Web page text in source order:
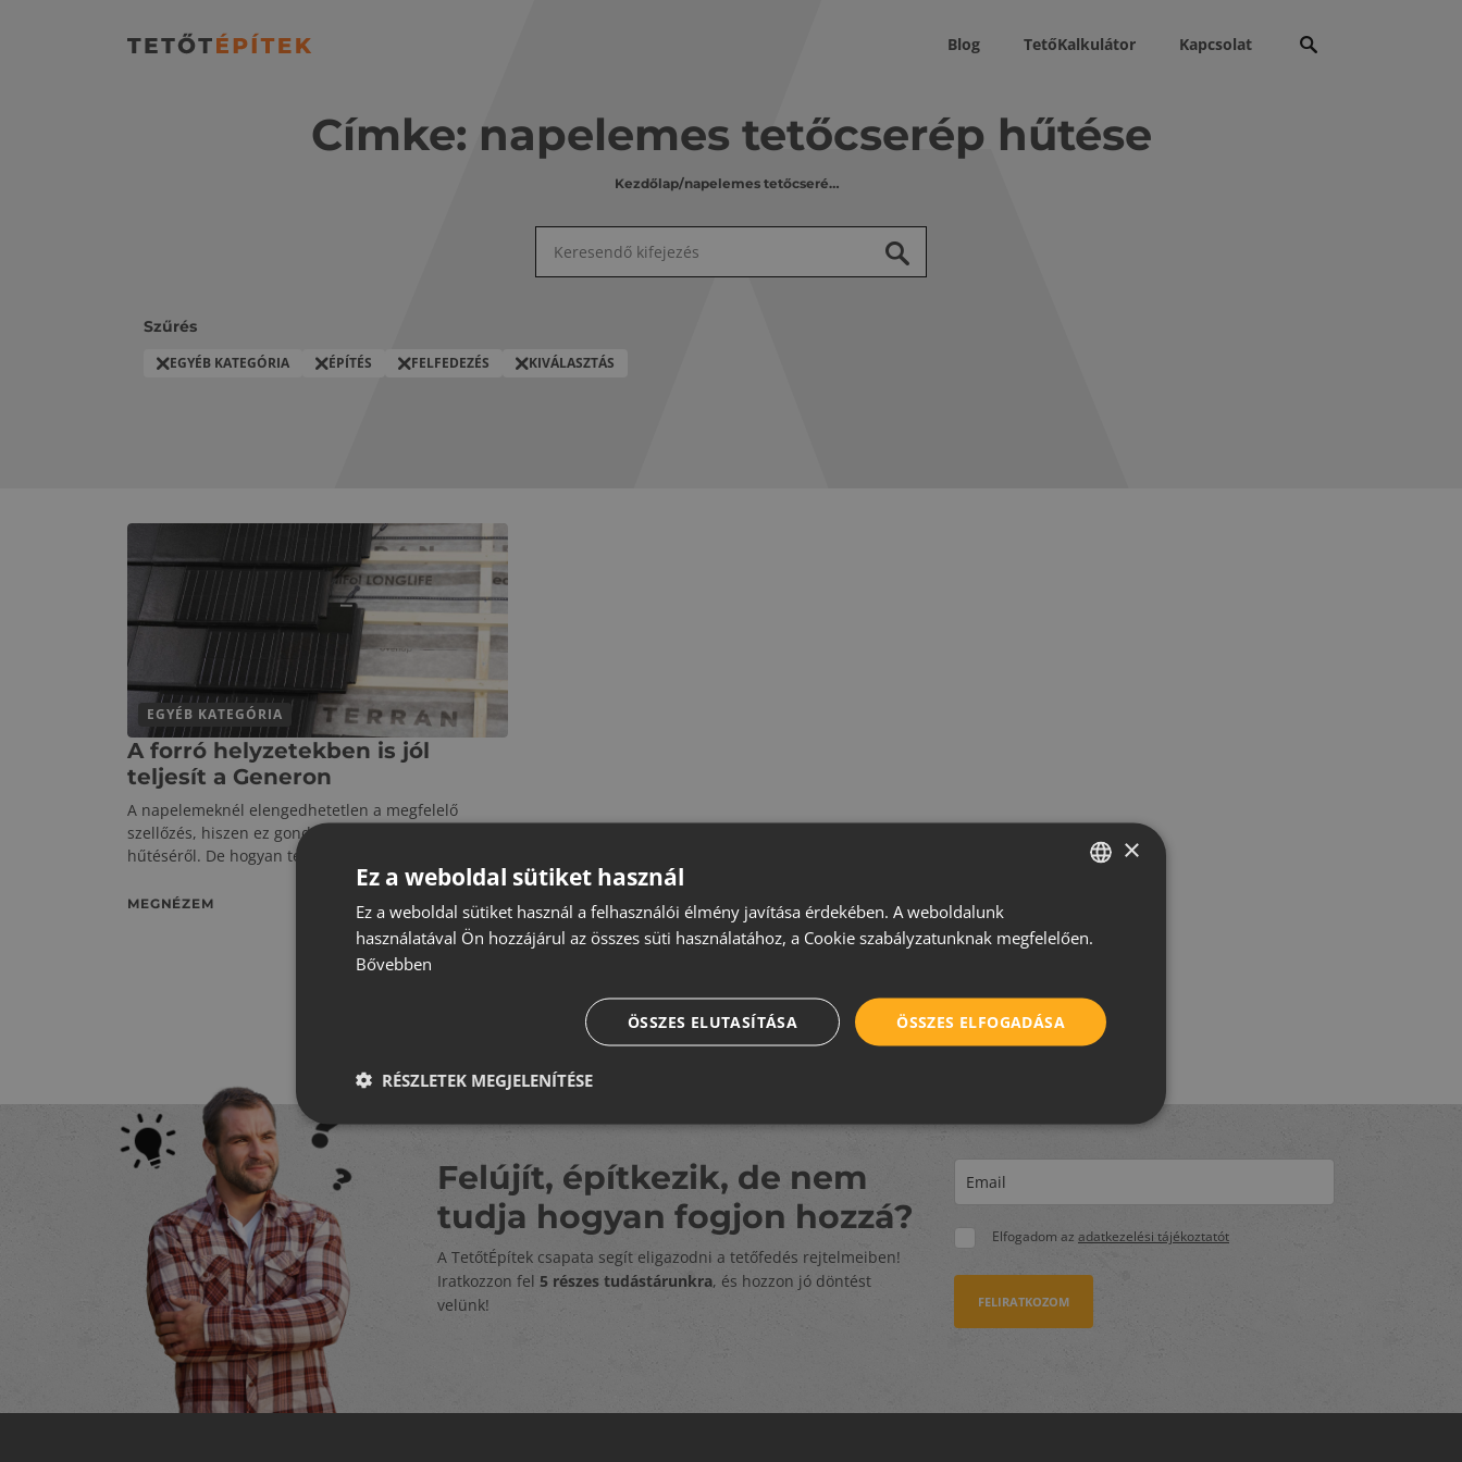
Blog TetőKalkulátor Kapcsolat Keresés:
Címke: napelemes tetőcserép hűtése
Kezdőlap/ napelemes tetőcserép hűtése
Szűrés
EGYÉB KATEGÓRIA ÉPÍTÉS FELFEDEZÉS KIVÁLASZTÁS
EGYÉB KATEGÓRIA
A forró helyzetekben is jól
teljesít a Generon
A napelemeknél elengedhetetlen a megfelelő
szellőzés, hiszen ez gondoskodik a panelek
hűtéséről. De hogyan teljesülhet
MEGNÉZEM
Felújít, építkezik, de nem
tudja hogyan fogjon hozzá?
A TetőtÉpítek csapata segít eligazodni a tetőfedés rejtelmeiben!
Iratkozzon fel 5 részes tudástárunkra, és hozzon jó döntést
velünk!
Elfogadom az adatkezelési tájékoztatót
FELIRATKOZOM
CROATIAN
SERBIAN
×
Ez a weboldal sütiket használ
Ez a weboldal sütiket használ a felhasználói élmény javítása érdekében. A weboldalunk
használatával Ön hozzájárul az összes süti használatához, a Cookie szabályzatunknak megfelelően.
Bővebben
ÖSSZES ELFOGADÁSA
ÖSSZES ELUTASÍTÁSA
RÉSZLETEK MEGJELENÍTÉSE